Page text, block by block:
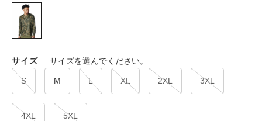
サイズ サイズを選んでください。
S M L XL 2XL 3XL
4XL 5XL